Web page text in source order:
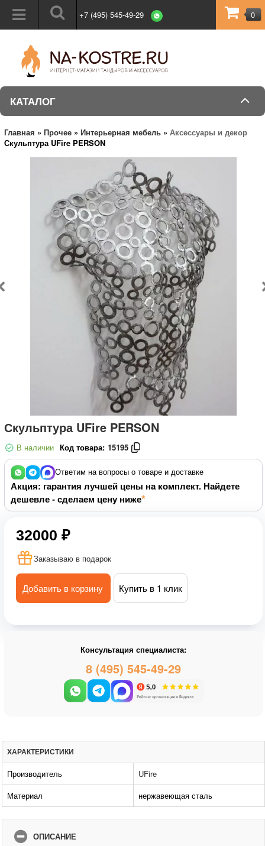
+7 (495) 545-49-29 0
КАТАЛОГ
Главная » Прочее » Интерьерная мебель » Аксессуары и декор
Скульптура UFire PERSON
Скульптура UFire PERSON
В наличии Код товара: 15195
Ответим на вопросы о товаре и доставке
Акция: гарантия лучшей цены на комплект. Найдете
дешевле - сделаем цену ниже
32000 ₽
Заказываю в подарок
Добавить в корзину Купить в 1 клик
Консультация специалиста:
8 (495) 545-49-29
ХАРАКТЕРИСТИКИ
Производитель
UFire
Материал
нержавеющая сталь
ОПИСАНИЕ